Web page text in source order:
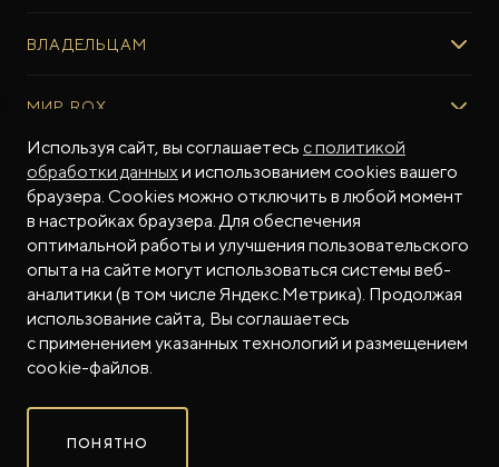
Авто в наличии
Тест-драйв
Специальные предложения
ФИНАНСЫ И УСЛУГИ
Финансовые программы
Рассчитать кредит
Трейд-ин
Калькулятор трейд-ин
Страхование
ВЛАДЕЛЬЦАМ
Регламент ТО
Программное обеспечение
ПОДДЕРЖКА
Гарантия производителя
Контракт гарантийной поддержки
Помощь на дорогах
Руководства по эксплуатации
Магазин приложений ROX
МИР ROX
О БРЕНДЕ
Бренд ROX
Дизайн Pininfarina
Новости
СМИ о нас
Истории владельцев
Часто задаваемые вопросы
СОТРУДНИЧЕСТВО
МЫ В СОЦСЕТЯХ
© 2026
Сделано в ПЕРКС
Используя сайт, вы соглашаетесь с политикой
обработки данныхи использованием cookies вашего
браузера. Cookies можно отключить в любой момент
в настройках браузера. Для обеспечения
оптимальной работы и улучшения пользовательского
опыта на сайте могут использоваться системы веб-
аналитики (в том числе Яндекс.Метрика). Продолжая
использование сайта, Вы соглашаетесь
с применением указанных технологий и размещением
cookie-файлов.
ПОНЯТНО